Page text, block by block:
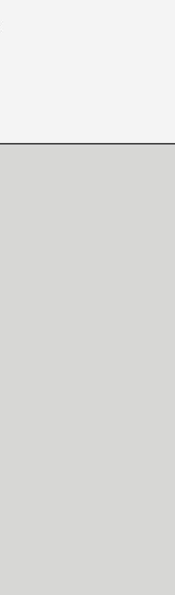
[Mo5] Deux inédits du
[GK] Le beat'em up The
[GK] Endless Legend 2 :
[LS] [PS5] Premiers